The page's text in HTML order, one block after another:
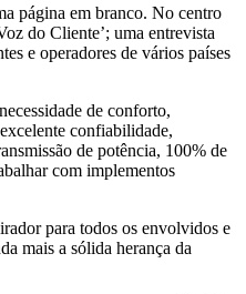
página em branco. No centro
do Cliente’; uma entrevista
e operadores de vários países
de conforto,
confiabilidade,
de potência, 100% de
com implementos
para todos os envolvidos e
mais a sólida herança da